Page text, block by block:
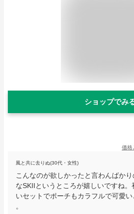
ショップでみ
価格
風と共に去りぬ(30代・女性)
こんなのが欲しかったと言わんばか
なSKIIというところが嬉しいですね。
いセットでポーチもカラフルで可愛
。